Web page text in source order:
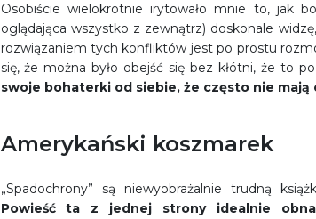
Osobiście wielokrotnie irytowało mnie to, jak
oglądająca wszystko z zewnątrz) doskonale
rozwiązaniem tych konfliktów jest po prostu
się, że można było obejść się bez kłótni, że to
swoje bohaterki od siebie, że często nie
Amerykański koszmarek
„Spadochrony” są niewyobrażalnie trudną
Powieść ta z jednej strony idealnie